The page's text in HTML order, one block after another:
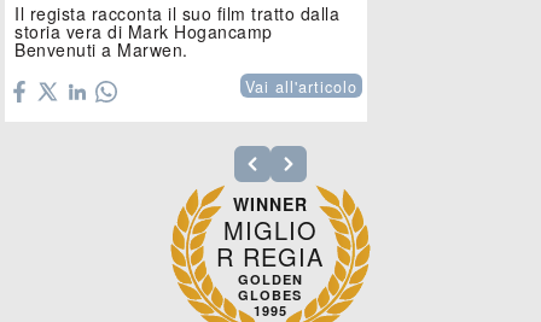
Il regista racconta il suo film tratto dalla
storia vera di Mark Hogancamp
Benvenuti a Marwen.
Vai all'articolo
WINNER
MIGLIO
R REGIA
GOLDEN
GLOBES
1995